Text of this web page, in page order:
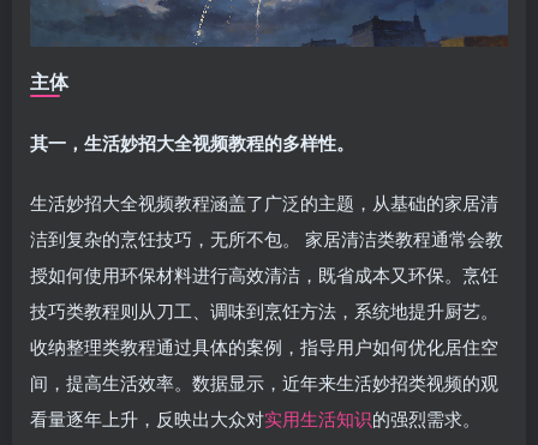
主体
其一，生活妙招大全视频教程的多样性。
生活妙招大全视频教程涵盖了广泛的主题，从基础的家居清
洁到复杂的烹饪技巧，无所不包。 家居清洁类教程通常会教
授如何使用环保材料进行高效清洁，既省成本又环保。烹饪
技巧类教程则从刀工、调味到烹饪方法，系统地提升厨艺。
收纳整理类教程通过具体的案例，指导用户如何优化居住空
间，提高生活效率。数据显示，近年来生活妙招类视频的观
看量逐年上升，反映出大众对实用生活知识的强烈需求。